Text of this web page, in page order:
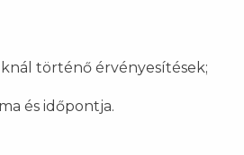
történő érvényesítések;
és időpontja.